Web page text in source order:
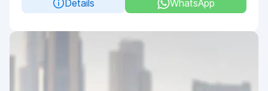
Details
WhatsApp